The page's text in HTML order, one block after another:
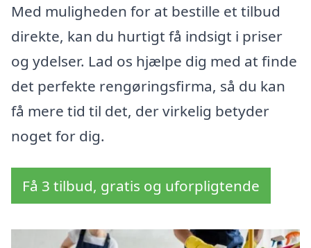
Med muligheden for at bestille et tilbud
direkte, kan du hurtigt få indsigt i priser
og ydelser. Lad os hjælpe dig med at finde
det perfekte rengøringsfirma, så du kan
få mere tid til det, der virkelig betyder
noget for dig.
Få 3 tilbud, gratis og uforpligtende